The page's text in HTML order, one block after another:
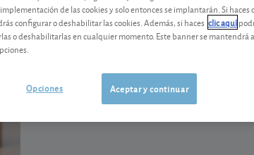
Depósito a 6 meses de
La entidad resultante de la fusión
a 6 meses, ¿es buena opción?
de las cookies y solo entonces se implantarán. Si haces
configurar o deshabilitar las cookies. Además, si haces clic aquí
o deshabilitarlas en cualquier momento. Este banner se mantendrá
Aceptar y continuar
Opciones